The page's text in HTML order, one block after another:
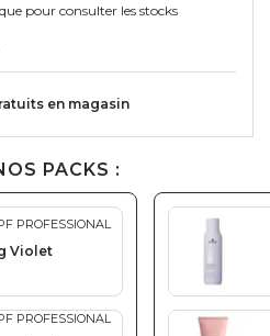
pour consulter les stocks
en magasin
PACKS :
PROFESSIONAL
Violet
PROFESSIONAL